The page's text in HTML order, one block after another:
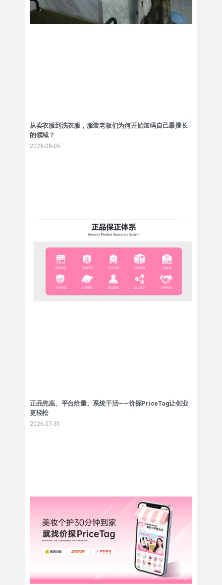
从卖衣服到洗衣服，服装老板们为何开始加码自己最擅长
的领域？
2026-08-05
正品兜底、平台给量、系统干活——价探PriceTag让创业
更轻松
2026-07-31